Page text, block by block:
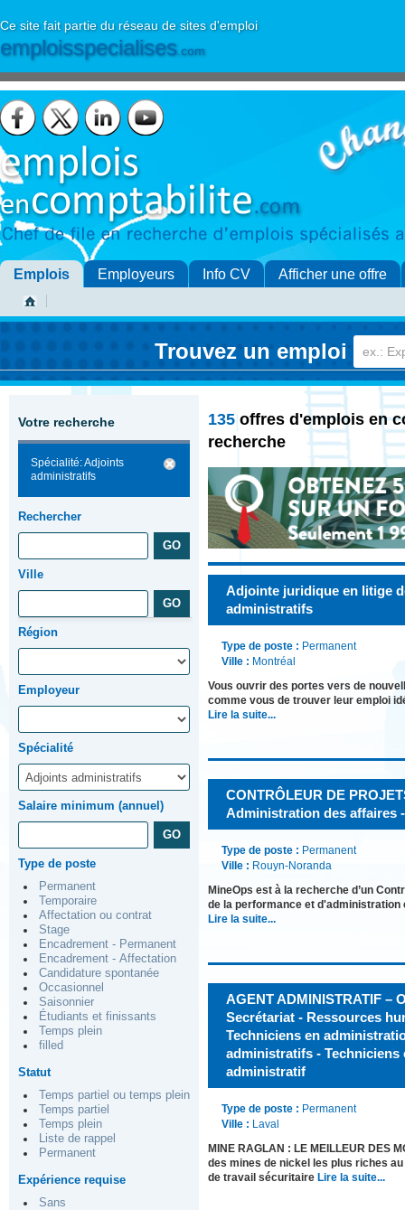
Ce site fait partie du réseau de sites d'emploi
emploisspecialises.com
Emplois Employeurs Info CV Afficher une offre
Trouvez un emploi
Votre recherche
Spécialité: Adjoints
administratifs
Rechercher
Ville
Région
Employeur
Spécialité
Salaire minimum (annuel)
Type de poste
Permanent
Temporaire
Affectation ou contrat
Stage
Encadrement - Permanent
Encadrement - Affectation
Candidature spontanée
Occasionnel
Saisonnier
Étudiants et finissants
Temps plein
filled
Statut
Temps partiel ou temps plein
Temps partiel
Temps plein
Liste de rappel
Permanent
Expérience requise
Sans
135 offres d'emplois en
recherche
Adjointe juridique en litige
administratifs
Type de poste : Permanent
Ville : Montréal
Vous ouvrir des portes vers de
comme vous de trouver leur emploi
Lire la suite...
CONTRÔLEUR DE
Administration des affaires
Type de poste : Permanent
Ville : Rouyn-Noranda
MineOps est à la recherche d’un
de la performance et
Lire la suite...
AGENT ADMINISTRATIF –
Secrétariat - Ressources
Techniciens en
administratifs - Techniciens
administratif
Type de poste : Permanent
Ville : Laval
MINE RAGLAN : LE MEILLEUR DES
des mines de nickel les plus riches
de travail sécuritaire Lire la suite...